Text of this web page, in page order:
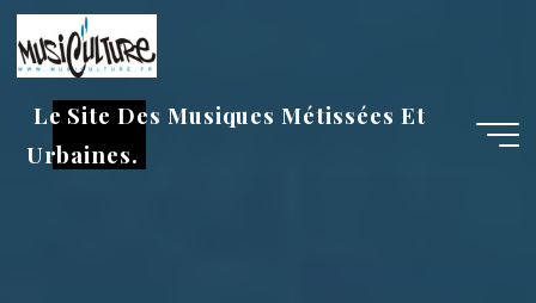
Aller
au
contenu
Le Site Des Musiques Métissées Et
Urbaines.